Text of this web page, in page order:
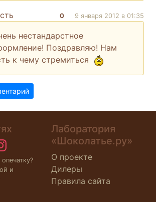
0 9 января 2012 в 01:35
нестандарстное
Поздравляю! Нам
к чему стремиться
и
Лаборатория
«Шоколатье.ру»
О проекте
Дилеры
Правила сайта